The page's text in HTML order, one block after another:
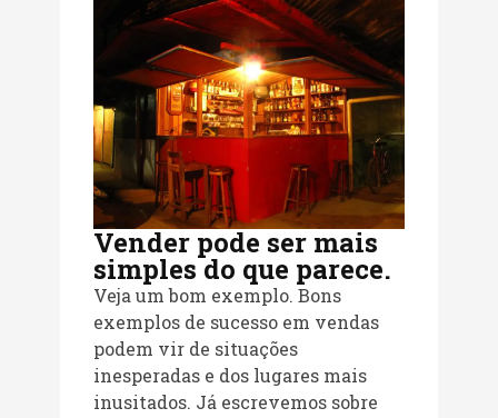
Vender pode ser mais
simples do que parece.
Veja um bom exemplo. Bons
exemplos de sucesso em vendas
podem vir de situações
inesperadas e dos lugares mais
inusitados. Já escrevemos sobre